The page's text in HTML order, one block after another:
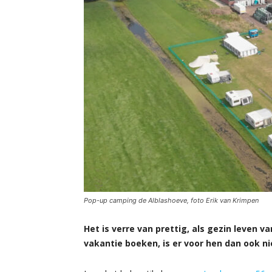
Pop-up camping de Alblashoeve, foto Erik van Krimpen
Het is verre van prettig, als gezin leven
vakantie boeken, is er voor hen dan ook